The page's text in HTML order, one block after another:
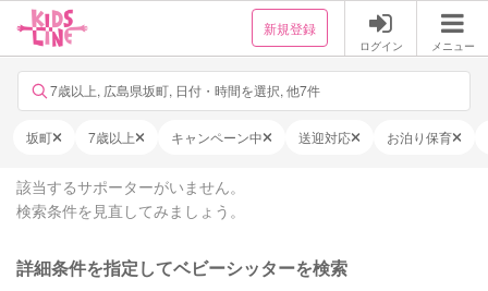
新規登録
ログイン メニュー
7歳以上, 広島県坂町, 日付・時間を選択, 他7件
坂町 7歳以上 キャンペーン中 送迎対応 お泊り保育
該当するサポーターがいません。
検索条件を見直してみましょう。
詳細条件を指定してベビーシッターを検索